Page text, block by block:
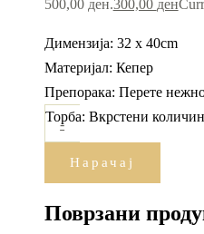
500,00 ден.300,00 ден
Димензија: 32 x 40cm
Материјал: Кепер
Препорака: Перете
-
Торба: Вкрстени
Нарачај
Поврзани